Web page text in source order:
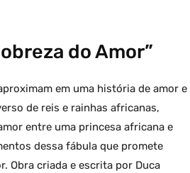
do Amor”
em uma história de amor e
de reis e rainhas africanas,
entre uma princesa africana e
dessa fábula que promete
Obra criada e escrita por Duca